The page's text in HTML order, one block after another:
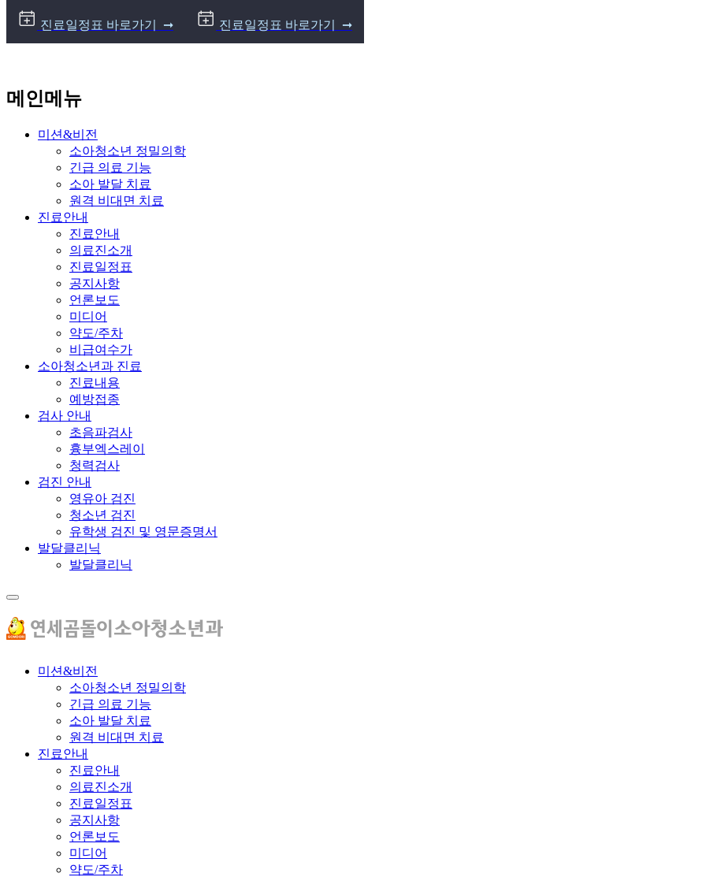
상단 바로가기 하단 바로가기
진료일정표 바로가기 ➞ 진료일정표 바로가기 ➞
메인메뉴
미션&비전
소아청소년 정밀의학
긴급 의료 기능
소아 발달 치료
원격 비대면 치료
진료안내
진료안내
의료진소개
진료일정표
공지사항
언론보도
미디어
약도/주차
비급여수가
소아청소년과 진료
진료내용
예방접종
검사 안내
초음파검사
흉부엑스레이
청력검사
검진 안내
영유아 검진
청소년 검진
유학생 검진 및 영문증명서
발달클리닉
발달클리닉
미션&비전
소아청소년 정밀의학
긴급 의료 기능
소아 발달 치료
원격 비대면 치료
진료안내
진료안내
의료진소개
진료일정표
공지사항
언론보도
미디어
약도/주차